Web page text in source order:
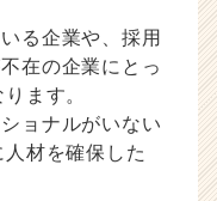
る企業や、採用
在の企業にとっ
ます。
ョナルがいない
材を確保した